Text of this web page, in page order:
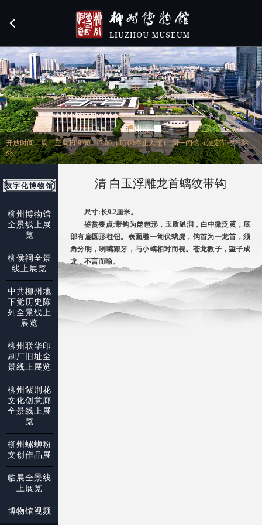
开放时间：周二至周日 9:00 - 17:00（16:00停止入馆） 周一闭馆（法定节假日除
外）
数字化博物馆
柳州博物馆
全景线上展
览
柳侯祠全景
线上展览
中共柳州地
下党历史陈
列全景线上
展览
柳州联华印
刷厂旧址全
景线上展览
柳州紫荆花
文化创意廊
全景线上展
览
柳州螺蛳粉
文创作品展
临展全景线
上展览
博物馆视频
清 白玉浮雕龙首螭纹带钩
尺寸:长9.2厘米。
鉴赏要点:带钩为琵琶形，玉质温润，白中微泛黄，底
部有扁圆形柱钮。表面雕一匍伏螭虎，钩首为一龙首，须
角分明，咧嘴獠牙，与小螭相对而视。苍龙教子，望子成
龙，不言而喻。